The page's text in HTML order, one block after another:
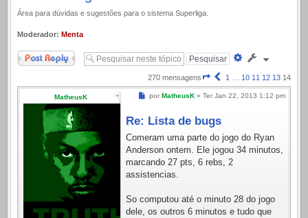
Área para dúvidas e sugestões para o sistema Superliga.
Moderador: Menta
Responder
Pesquisa
270 mensagens Página
14
de
Anterior
1 10 11 12 13 14
MatheusK Mensagem
por MatheusK » Ter Jan 22, 2013 1:12 pm
Re: Lista de bugs
Comeram uma parte do jogo do Ryan
Anderson ontem. Ele jogou 34 minutos,
marcando 27 pts, 6 rebs, 2
assistencias.
So computou até o minuto 28 do jogo
dele, os outros 6 minutos e tudo que